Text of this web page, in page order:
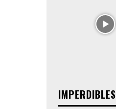
IMPERDIBLES